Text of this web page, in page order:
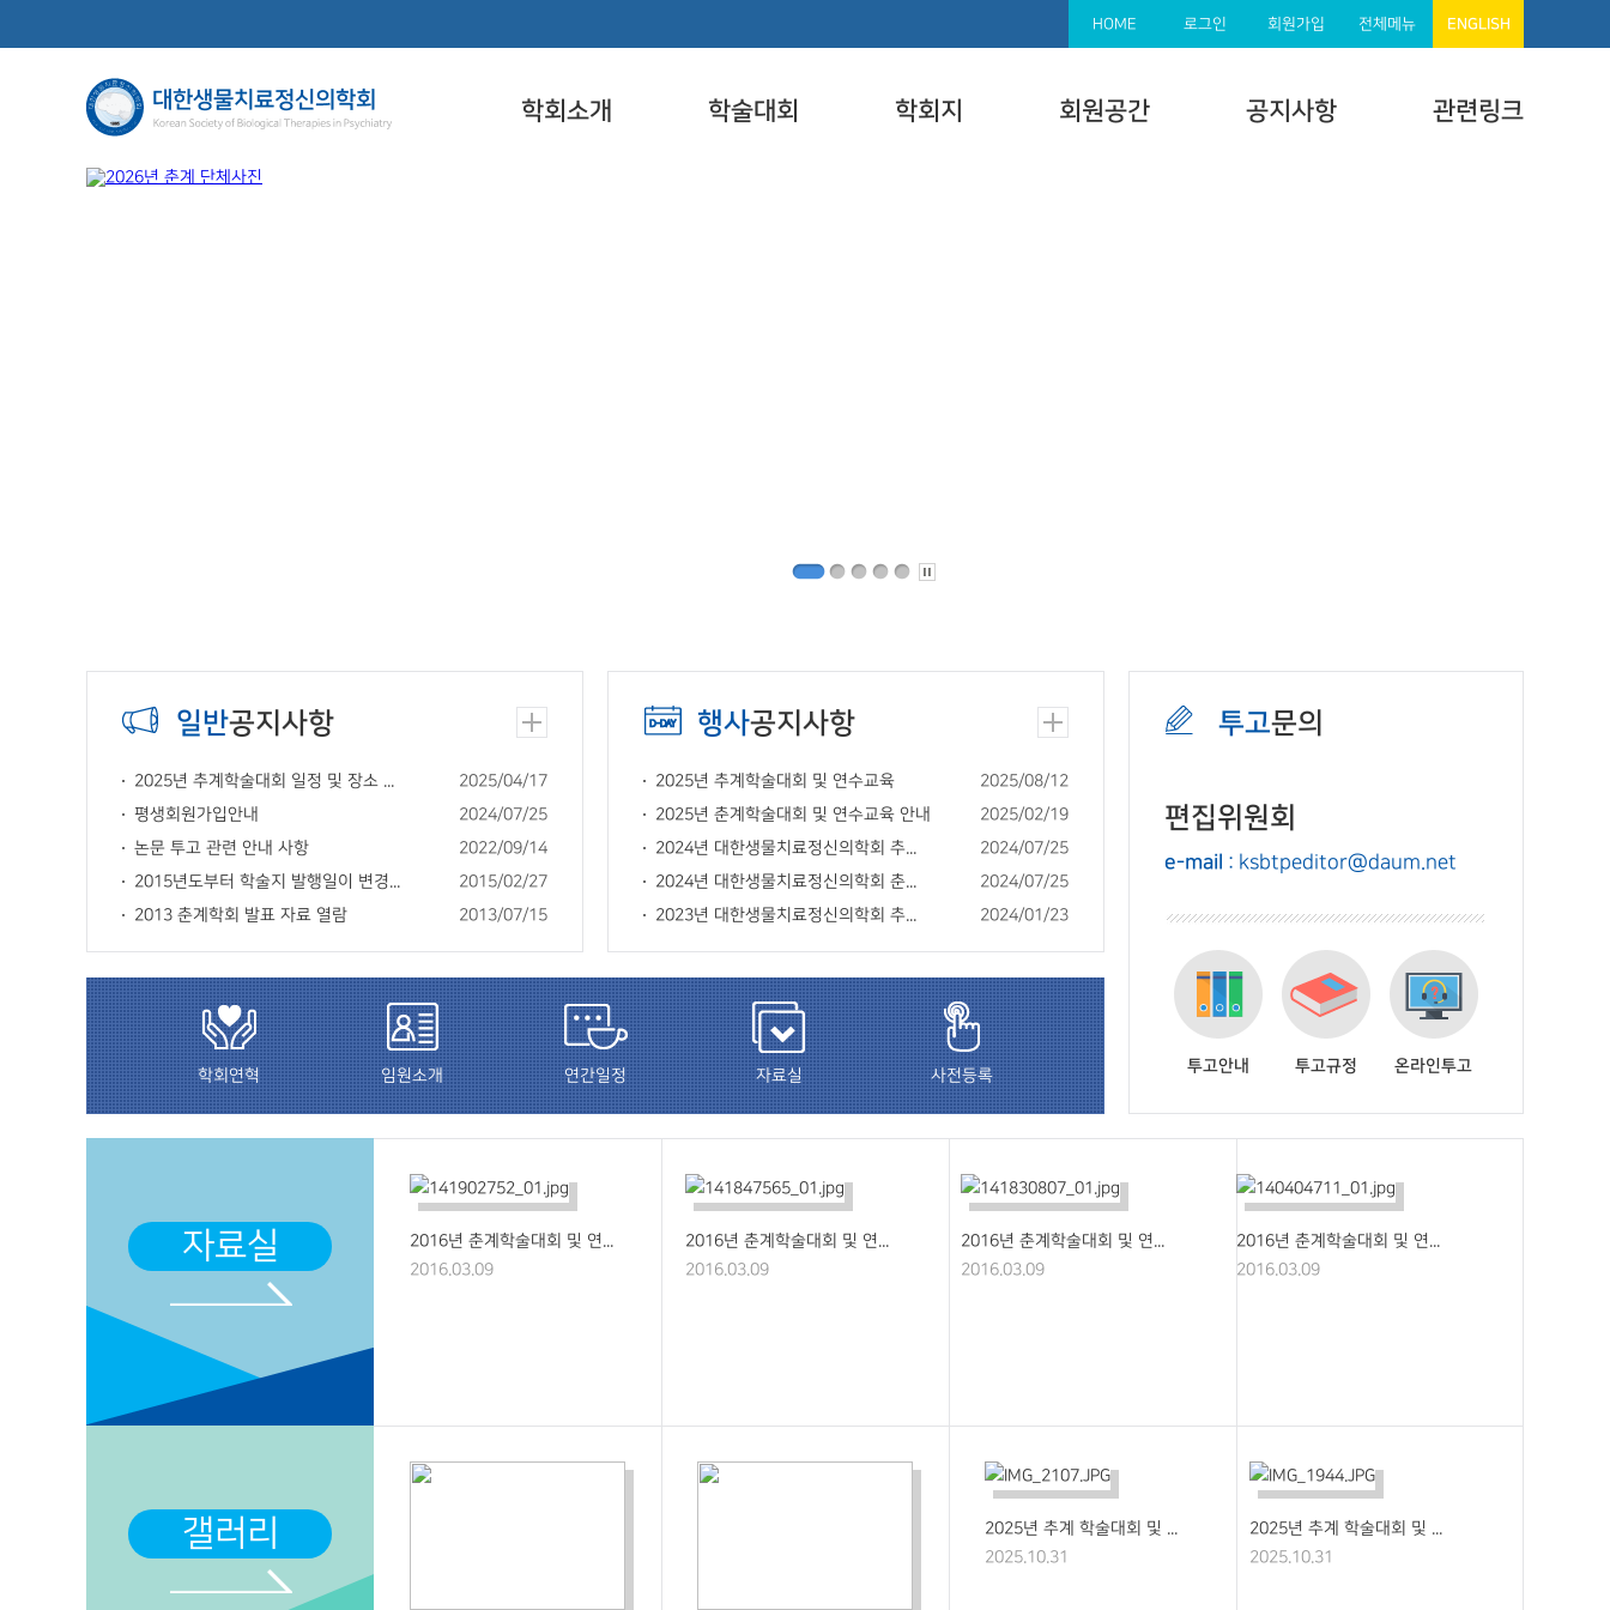
HOME 로그인 회원가입 전체메뉴 ENGLISH
학회소개 학술대회 학회지 회원공간 공지사항 관련링크
3
일반공지사항
2025년 추계학술대회 일정 및 장소 ...
2025/04/17
평생회원가입안내
2024/07/25
논문 투고 관련 안내 사항
2022/09/14
2015년도부터 학술지 발행일이 변경...
2015/02/27
2013 춘계학회 발표 자료 열람
2013/07/15
행사공지사항
2025년 추계학술대회 및 연수교육
2025/08/12
2025년 춘계학술대회 및 연수교육 안내
2025/02/19
2024년 대한생물치료정신의학회 추...
2024/07/25
2024년 대한생물치료정신의학회 춘...
2024/07/25
2023년 대한생물치료정신의학회 추...
2024/01/23
학회연혁 임원소개 연간일정 자료실 사전등록
투고문의
편집위원회
e-mail : ksbtpeditor@daum.net
투고안내 투고규정 온라인투고
자료실
2016년 춘계학술대회 및 연...
2016.03.09
2016년 춘계학술대회 및 연...
2016.03.09
2016년 춘계학술대회 및 연...
2016.03.09
2016년 춘계학술대회 및 연...
2016.03.09
갤러리
2025년 추계 학술대회 및 ...
2025.10.31
2025년 추계 학술대회 및 ...
2025.10.31